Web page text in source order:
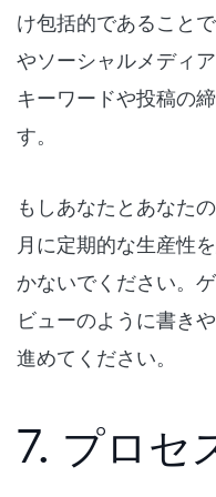
け包括的であること
やソーシャルメディ
キーワードや投稿の
す。
もしあなたとあなた
月に定期的な生産性
かないでください。
ビューのように書き
進めてください。
7. プロセ